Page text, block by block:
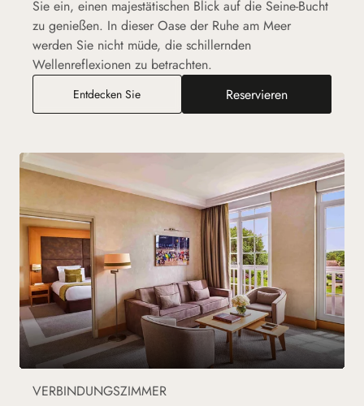
Sie ein, einen majestätischen Blick auf die Seine-Bucht
zu genießen. In dieser Oase der Ruhe am Meer
werden Sie nicht müde, die schillernden
Wellenreflexionen zu betrachten.
Entdecken SieExecutive-Zimmer mit Verbindungstür zum
Reservieren
VERBINDUNGSZIMMER